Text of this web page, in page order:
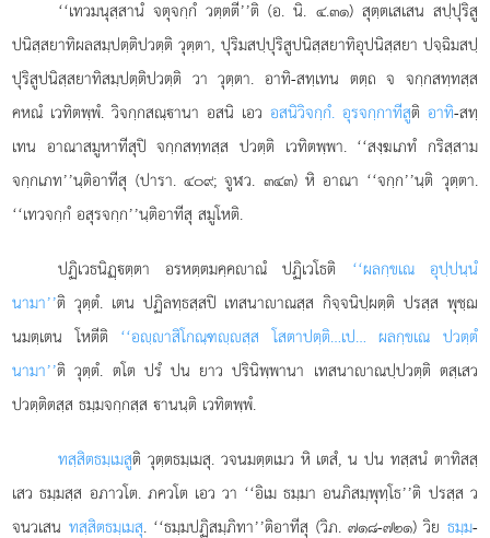
‘‘เทวมนุสฺสานํ จตุจกฺกํ วตฺตตี’’ติ (อ. นิ. ๔.๓๑) สุตฺตเสเสน สปฺปุริสู
ปนิสฺสยาทิผลสมฺปตฺติปวตฺติ วุตฺตา, ปุริมสปฺปุริสูปนิสฺสยาทิอุปนิสฺสยา ปจฺฉิมสปฺ
ปุริสูปนิสฺสยาทิสมฺปตฺติปวตฺติ วา วุตฺตา. อาทิ-สทฺเทน ตตฺถ จ จกฺกสทฺทสฺส
คหณํ เวทิตพฺพํ. วิจกฺกสณฺานา อสนิ เอว อสนิวิจกฺกํ. อุรจกฺกาทีสูติ อาทิ-สทฺ
เทน อาณาสมูหาทีสุปิ จกฺกสทฺทสฺส ปวตฺติ เวทิตพฺพา. ‘‘สงฺฆเภทํ กริสฺสาม
จกฺกเภท’’นฺติอาทีสุ (ปารา. ๔๐๙; จูฬว. ๓๔๓) หิ อาณา ‘‘จกฺก’’นฺติ วุตฺตา.
‘‘เทวจกฺกํ อสุรจกฺก’’นฺติอาทีสุ สมูโหติ.
ปฏิเวธนิฏฺตฺตา อรหตฺตมคฺคาณํ ปฏิเวโธติ ‘‘ผลกฺขเณ อุปฺปนฺนํ
นามา’’ติ วุตฺตํ. เตน ปฏิลทฺธสฺสปิ เทสนาาณสฺส กิจฺจนิปฺผตฺติ ปรสฺส พุชฺฌ
นมตฺเตน โหตีติ ‘‘อฺาสิโกณฺฑฺสฺส โสตาปตฺติ…เป… ผลกฺขเณ ปวตฺตํ
นามา’’ติ วุตฺตํ. ตโต ปรํ ปน ยาว ปรินิพฺพานา เทสนาาณปฺปวตฺติ ตสฺเสว
ปวตฺติตสฺส ธมฺมจกฺกสฺส านนฺติ เวทิตพฺพํ.
ทสฺสิตธมฺเมสูติ วุตฺตธมฺเมสุ. วจนมตฺตเมว หิ เตสํ, น ปน ทสฺสนํ ตาทิสสฺ
เสว ธมฺมสฺส อภาวโต. ภควโต เอว วา ‘‘อิเม ธมฺมา อนภิสมฺพุทฺโธ’’ติ ปรสฺส ว
จนวเสน ทสฺสิตธมฺเมสุ. ‘‘ธมฺมปฏิสมฺภิทา’’ติอาทีสุ (วิภ. ๗๑๘-๗๒๑) วิย ธมฺม-